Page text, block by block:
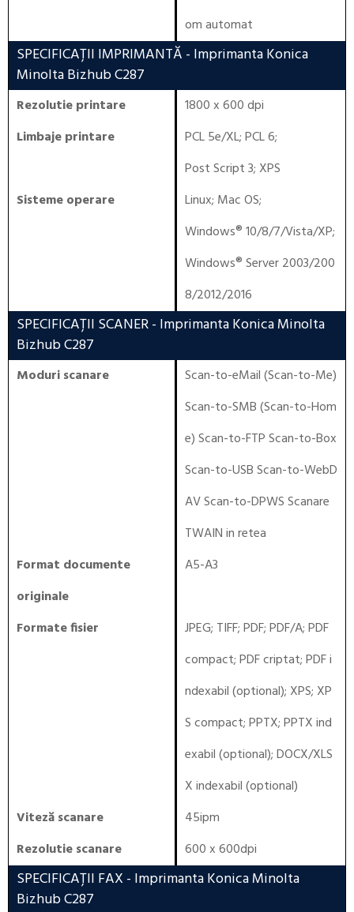
om automat
SPECIFICAȚII IMPRIMANTĂ - Imprimanta Konica
Minolta Bizhub C287
Rezolutie printare
1800 x 600 dpi
Limbaje printare
PCL 5e/XL;PCL 6;
Post Script 3; XPS
Sisteme operare
Linux; Mac OS;
Windows® 10/8/7/Vista/XP;
Windows® Server 2003/200
8/2012/2016
SPECIFICAȚII SCANER- Imprimanta Konica Minolta
Bizhub C287
Moduri scanare
Scan-to-eMail (Scan-to-Me)
Scan-to-SMB (Scan-to-Hom
e) Scan-to-FTP Scan-to-Box
Scan-to-USB Scan-to-WebD
AV Scan-to-DPWS Scanare
TWAIN in retea
Format documente
originale
A5-A3
Formate fisier
JPEG; TIFF; PDF; PDF/A; PDF
compact; PDF criptat; PDF i
ndexabil (optional); XPS; XP
S compact; PPTX; PPTX ind
exabil (optional); DOCX/XLS
X indexabil (optional)
Viteză scanare
45ipm
Rezolutie scanare
600 x 600dpi
SPECIFICAȚII FAX - Imprimanta Konica Minolta
Bizhub C287